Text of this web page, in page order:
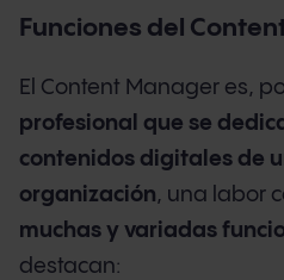
Funciones del
El Content Manager es,
profesional que se
contenidos digitales de
organización, una labor
muchas y variadas
destacan: